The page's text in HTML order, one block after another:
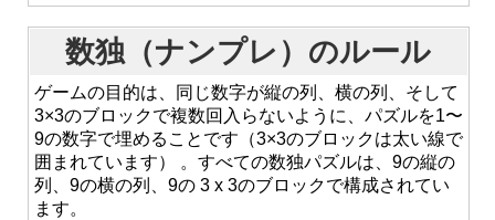
数独（ナンプレ）のルール
ゲームの目的は、同じ数字が縦の列、横の列、そして
3×3のブロックで複数回入らないように、パズルを1〜
9の数字で埋めることです（3×3のブロックは太い線で
囲まれています） 。すべての数独パズルは、9の縦の
列、9の横の列、9の 3 x 3のブロックで構成されてい
ます。